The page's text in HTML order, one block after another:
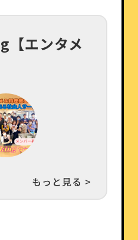
エンタメ
もっと見る >